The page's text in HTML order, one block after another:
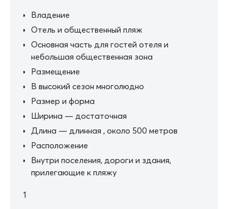
Владение
Отель и общественный пляж
Основная часть для гостей отеля и
небольшая общественная зона
Размещение
В высокий сезон многолюдно
Размер и форма
Ширина — достаточная
Длина — длинная , около 500 метров
Расположение
Внутри поселения, дороги и здания,
прилегающие к пляжу
1